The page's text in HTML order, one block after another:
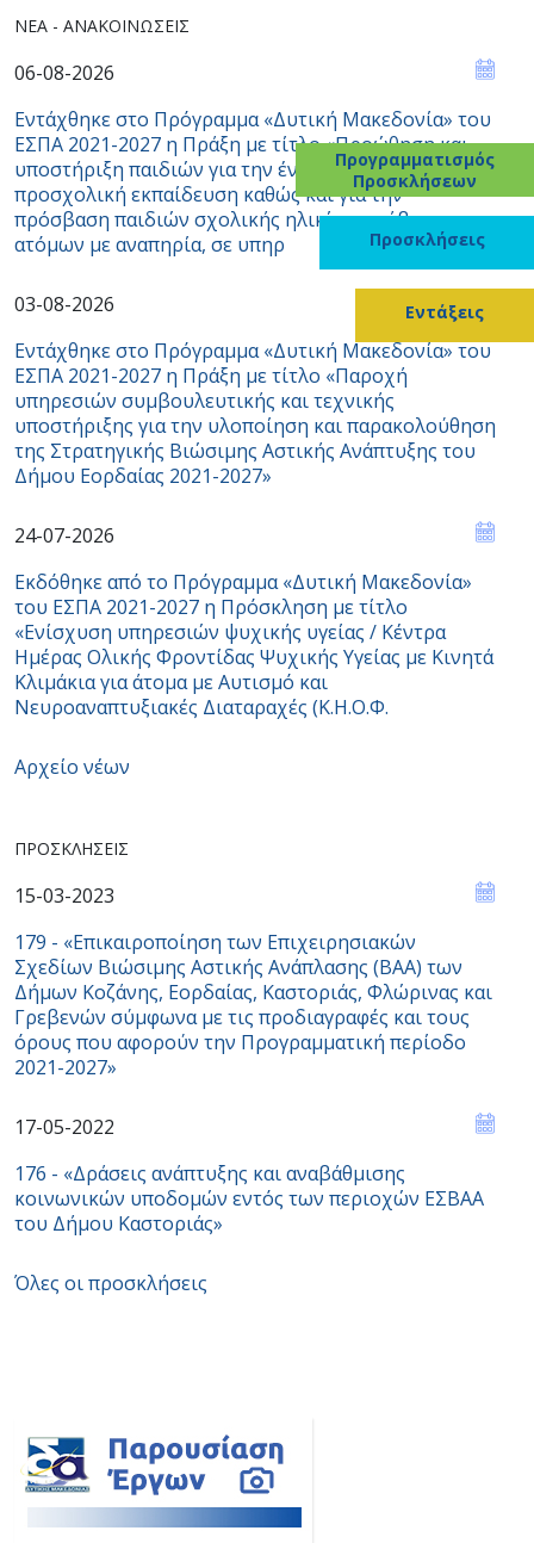
ΝΈΑ - ΑΝΑΚΟΙΝΏΣΕΙΣ
06-08-2026
Εντάχθηκε στο Πρόγραμμα «Δυτική Μακεδονία» του
ΕΣΠΑ 2021-2027 η Πράξη με τίτλο «Προώθηση και
υποστήριξη παιδιών για την ένταξή τους στην
προσχολική εκπαίδευση καθώς και για την
πρόσβαση παιδιών σχολικής ηλικίας, εφήβων και
ατόμων με αναπηρία, σε υπηρ
03-08-2026
Εντάχθηκε στο Πρόγραμμα «Δυτική Μακεδονία» του
ΕΣΠΑ 2021-2027 η Πράξη με τίτλο «Παροχή
υπηρεσιών συμβουλευτικής και τεχνικής
υποστήριξης για την υλοποίηση και παρακολούθηση
της Στρατηγικής Βιώσιμης Αστικής Ανάπτυξης του
Δήμου Εορδαίας 2021-2027»
24-07-2026
Εκδόθηκε από το Πρόγραμμα «Δυτική Μακεδονία»
του ΕΣΠΑ 2021-2027 η Πρόσκληση με τίτλο
«Ενίσχυση υπηρεσιών ψυχικής υγείας / Κέντρα
Ημέρας Ολικής Φροντίδας Ψυχικής Υγείας με Κινητά
Κλιμάκια για άτομα με Αυτισμό και
Νευροαναπτυξιακές Διαταραχές (Κ.Η.Ο.Φ.
Αρχείο νέων
ΠΡΟΣΚΛΉΣΕΙΣ
15-03-2023
179 - «Επικαιροποίηση των Επιχειρησιακών
Σχεδίων Βιώσιμης Αστικής Ανάπλασης (ΒΑΑ) των
Δήμων Κοζάνης, Εορδαίας, Καστοριάς, Φλώρινας και
Γρεβενών σύμφωνα με τις προδιαγραφές και τους
όρους που αφορούν την Προγραμματική περίοδο
2021-2027»
17-05-2022
176 - «Δράσεις ανάπτυξης και αναβάθμισης
κοινωνικών υποδομών εντός των περιοχών ΕΣBAA
του Δήμου Καστοριάς»
Όλες οι προσκλήσεις
Προγραμματισμός
Προσκλήσεων
Προσκλήσεις
Εντάξεις